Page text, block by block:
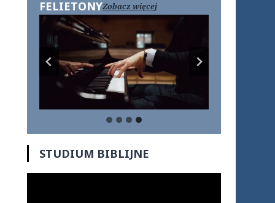
FELIETONYZobacz więcej
STUDIUM BIBLIJNE